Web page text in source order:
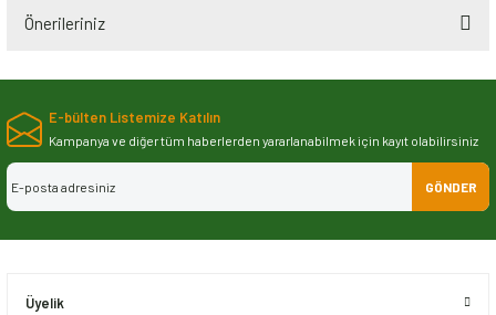
Önerileriniz
Bu ürünün fiyat bilgisi, resim, ürün açıklamalarında ve diğer konularda
iletebilirsiniz.
Görüş ve önerileriniz için teşekkür ederiz.
Ürün resmi kalitesiz, bozuk veya görüntülenemiyor.
E-bülten Listemize Katılın
Kampanya ve diğer tüm haberlerden yararlanabilmek için kayıt olabilirsiniz
GÖNDER
Üyelik